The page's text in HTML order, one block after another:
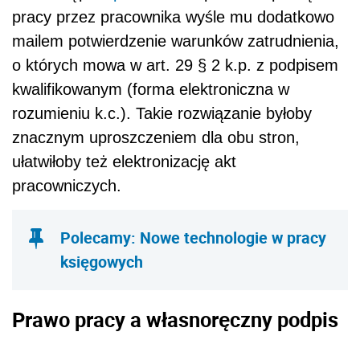
pracy przez pracownika wyśle mu dodatkowo
mailem potwierdzenie warunków zatrudnienia,
o których mowa w art. 29 § 2 k.p. z podpisem
kwalifikowanym (forma elektroniczna w
rozumieniu k.c.). Takie rozwiązanie byłoby
znacznym uproszczeniem dla obu stron,
ułatwiłoby też elektronizację akt
pracowniczych.
Polecamy: Nowe technologie w pracy
księgowych
Prawo pracy a własnoręczny podpis